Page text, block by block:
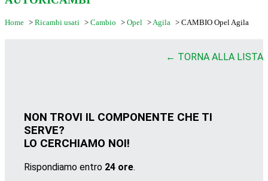
Home > Ricambi usati > Cambio > Opel >Agila > CAMBIO Opel Agila
← TORNA ALLA LISTA
NON TROVI IL COMPONENTE CHE TI
SERVE?
LO CERCHIAMO NOI!
Rispondiamo entro 24 ore.